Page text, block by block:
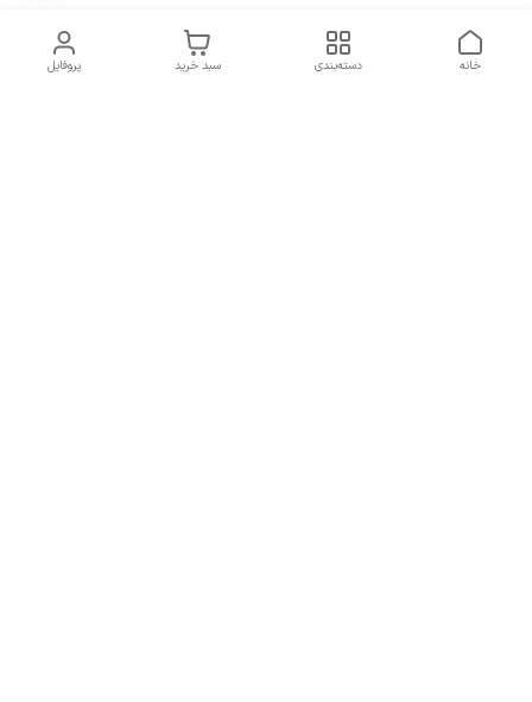
پروفایل سبد خرید دسته‌بندی خانه